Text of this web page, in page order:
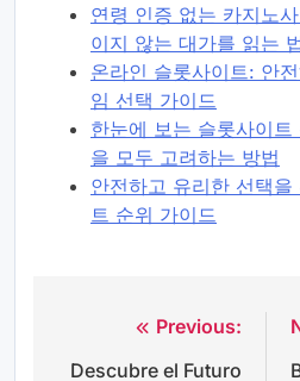
연령 인증 없는 카지노
이지 않는 대가를 읽는
온라인 슬롯사이트: 안
임 선택 가이드
한눈에 보는 슬롯사이
을 모두 고려하는 방법
안전하고 유리한 선택
트 순위 가이드
navigation
Previous:
Descubre el Futuro